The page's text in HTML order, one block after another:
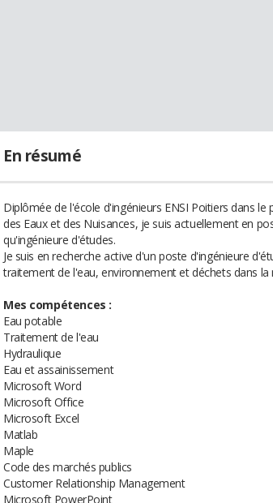
En résumé
Diplômée de l'école d'ingénieurs ENSI Poitiers dans
des Eaux et des Nuisances, je suis actuellement en
qu'ingénieure d'études.
Je suis en recherche active d'un poste d'ingénieure
traitement de l'eau, environnement et déchets dans la
Mes compétences :
Eau potable
Traitement de l'eau
Hydraulique
Eau et assainissement
Microsoft Word
Microsoft Office
Microsoft Excel
Matlab
Maple
Code des marchés publics
Customer Relationship Management
Microsoft PowerPoint